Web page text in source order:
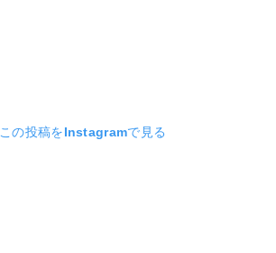
この投稿をInstagramで見る